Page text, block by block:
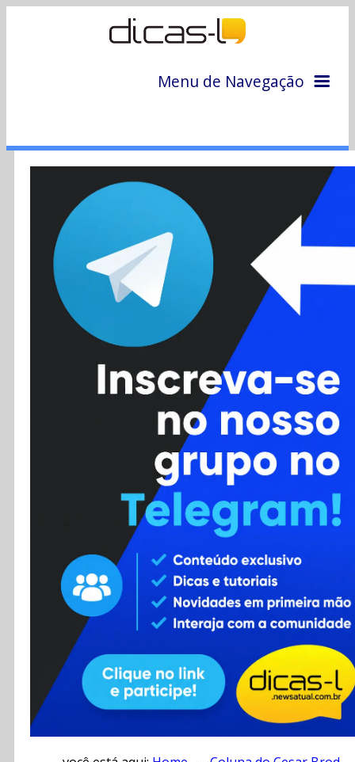
Menu de Navegação
Colunas
Colaboradores
Cursos
Enviar Dica
Contato
RSS